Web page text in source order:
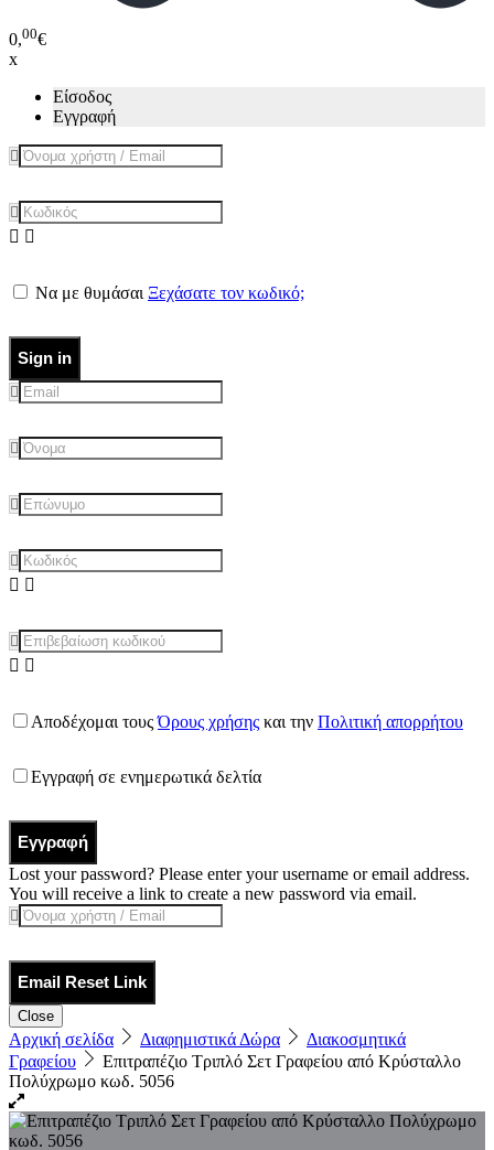
0,00€
x
Είσοδος
Εγγραφή
Να με θυμάσαι Ξεχάσατε τον κωδικό;
Sign in
Αποδέχομαι τουςΌρους χρήσης και την Πολιτική απορρήτου
Εγγραφή σε ενημερωτικά δελτία
Εγγραφή
Lost your password? Please enter your username or email address.
You will receive a link to create a new password via email.
Email Reset Link
Close
Αρχική σελίδα Διαφημιστικά Δώρα
Διακοσμητικά
Γραφείου
Επιτραπέζιο Τριπλό Σετ Γραφείου από Κρύσταλλο
Πολύχρωμο κωδ. 5056